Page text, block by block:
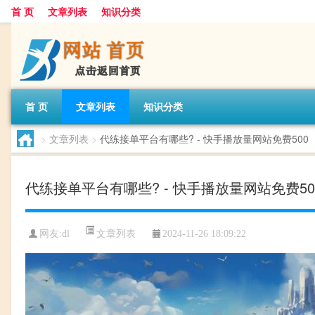
首 页 文章列表 知识分类
首 页 文章列表 知识分类
> 文章列表 > 代练接单平台有哪些? - 快手播放量网站免费500
代练接单平台有哪些? - 快手播放量网站免费
网友:dl 文章列表 2024-11-26 18:09:22